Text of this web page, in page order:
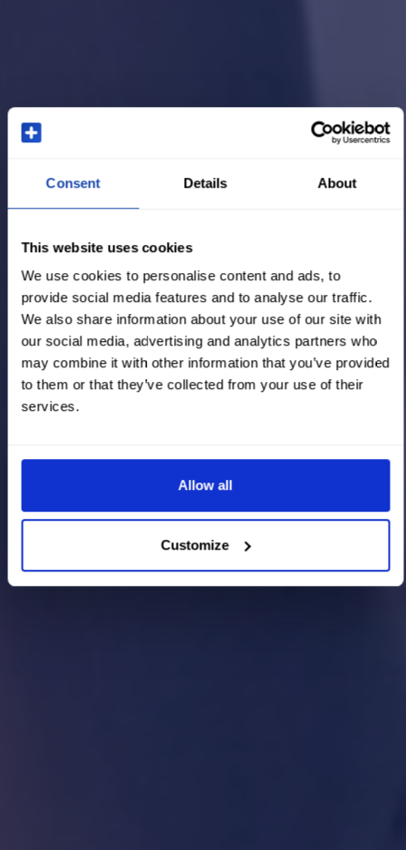
Consent Details About
This website uses cookies
We use cookies to personalise content and ads, to
provide social media features and to analyse our traffic.
We also share information about your use of our site with
our social media, advertising and analytics partners who
may combine it with other information that you’ve provided
to them or that they’ve collected from your use of their
services.
Allow all
Customize